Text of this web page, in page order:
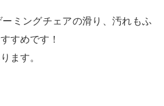
ミングチェアの滑り、汚れもふ
すめです！
ます。